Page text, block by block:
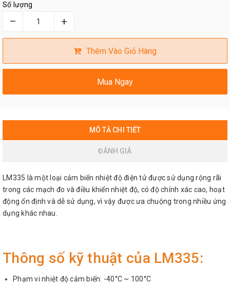
Số lượng
– +
Thêm Vào Giỏ Hàng
Mua Ngay
MÔ TẢ CHI TIẾT
ĐÁNH GIÁ
LM335 là một loại cảm biến nhiệt độ điện tử được sử dụng rộng rãi
trong các mạch đo và điều khiển nhiệt độ, có độ chính xác cao, hoạt
động ổn định và dễ sử dụng, vì vậy được ưa chuộng trong nhiều ứng
dụng khác nhau.
Thông số kỹ thuật của LM335:
Phạm vi nhiệt độ cảm biến: -40°C ~ 100°C